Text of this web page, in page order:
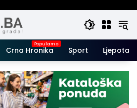
Crna Hronika Sport Ljepota i